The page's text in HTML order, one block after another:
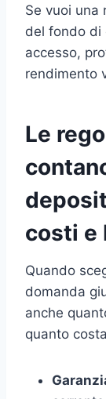
Se vuoi una
del fondo di
accesso,
rendimento
Le
costi e
Quando
domanda
anche
quanto